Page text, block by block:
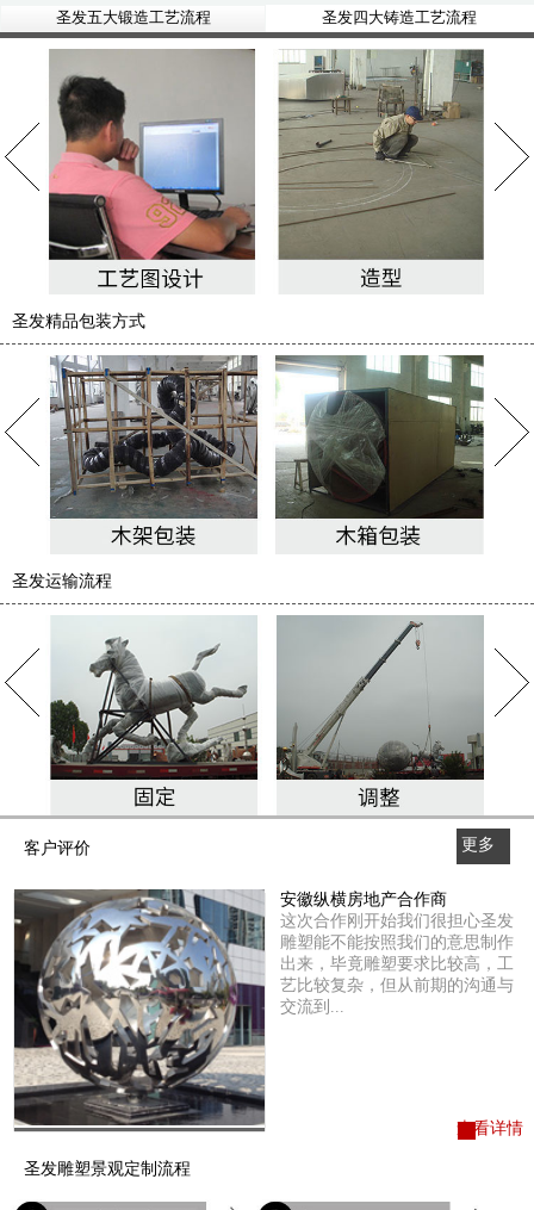
圣发五大锻造工艺流程 圣发四大铸造工艺流程
圣发精品包装方式
圣发运输流程
客户评价
更多
查看详情
安徽纵横房地产合作商
这次合作刚开始我们很担心圣发
雕塑能不能按照我们的意思制作
出来，毕竟雕塑要求比较高，工
艺比较复杂，但从前期的沟通与
交流到...
圣发雕塑景观定制流程